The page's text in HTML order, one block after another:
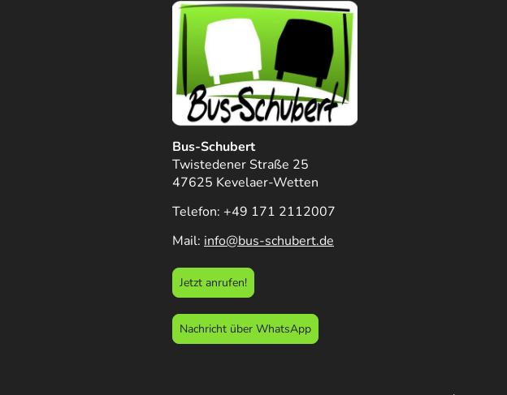
Bus-Schubert
Twistedener Straße 25
47625 Kevelaer-Wetten
Telefon: +49 171 2112007
Mail: info@bus-schubert.de
Jetzt anrufen!
Nachricht über WhatsApp